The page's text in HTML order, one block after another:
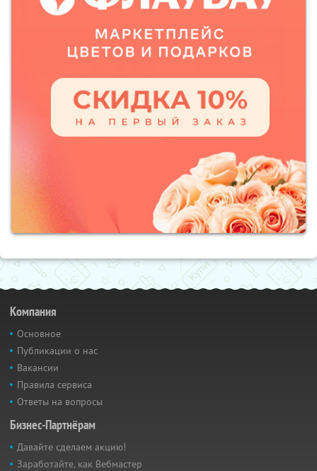
Компания
Основное
Публикации о нас
Вакансии
Правила сервиса
Ответы на вопросы
Бизнес-Партнёрам
Давайте сделаем акцию!
Заработайте, как Вебмастер